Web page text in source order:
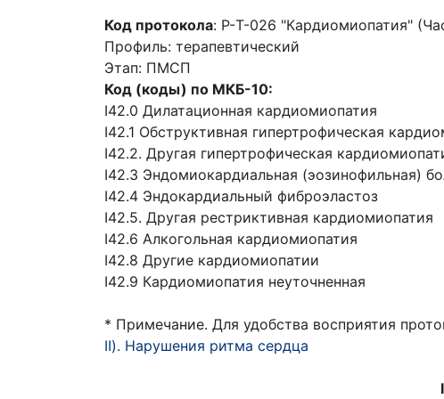
Код протокола: P-Т-026 "Кардиомиопатия"
Профиль: терапевтический
Этап: ПМСП
Код (коды) по МКБ-10:
I42.0 Дилатационная кардиомиопатия
I42.1 Обструктивная гипертрофическая
I42.2. Другая гипертрофическая
I42.3 Эндомиокардиальная (эозинофильная)
I42.4 Эндокардиальный фиброэластоз
I42.5. Другая рестриктивная кардиомиопатия
I42.6 Алкогольная кардиомиопатия
I42.8 Другие кардиомиопатии
I42.9 Кардиомиопатия неуточненная
* Примечание. Для удобства восприятия
II). Нарушения ритма сердца